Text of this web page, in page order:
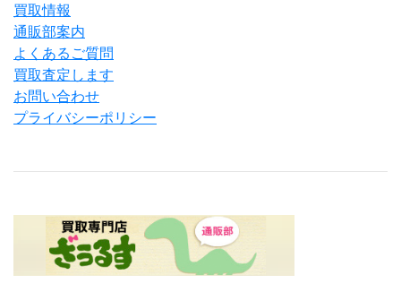
買取情報
通販部案内
よくあるご質問
買取査定します
お問い合わせ
プライバシーポリシー